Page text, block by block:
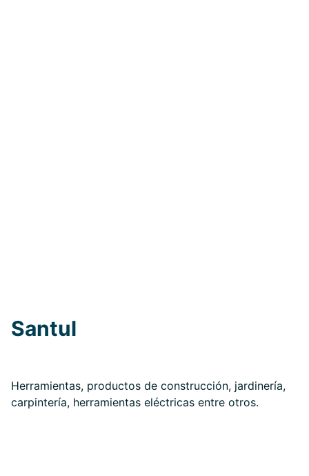
Santul
Herramientas, productos de construcción, jardinería,
carpintería, herramientas eléctricas entre otros.